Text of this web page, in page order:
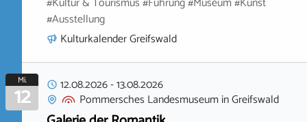
#Ausstellung
Kulturkalender Greifswald
Mi.
12 12.08.2026-13.08.2026
Pommersches LandesmuseuminGreifswald